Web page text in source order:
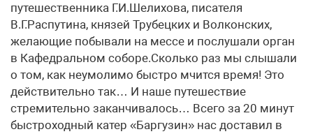
путешественника Г.И.Шелихова, писателя
В.Г.Распутина, князей Трубецких и Волконских,
желающие побывали на мессе и послушали орган
в Кафедральном соборе.Сколько раз мы слышали
о том, как неумолимо быстро мчится время! Это
действительно так… И наше путешествие
стремительно заканчивалось… Всего за 20 минут
быстроходный катер «Баргузин» нас доставил в